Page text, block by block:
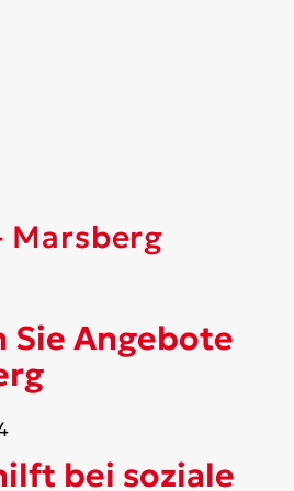
Marsberg
Sie Angebote
bei soziale